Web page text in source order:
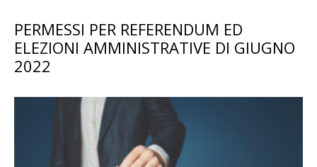
PERMESSI PER REFERENDUM ED
ELEZIONI AMMINISTRATIVE DI GIUGNO
2022